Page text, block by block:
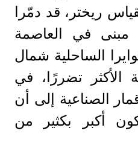
ريختر، قد دمّرا
ما يقرب من 200 مبنى في العاصمة
الساحلية شمال
الأكثر تضررًا، في
الصناعية إلى أن
أكبر بكثير من